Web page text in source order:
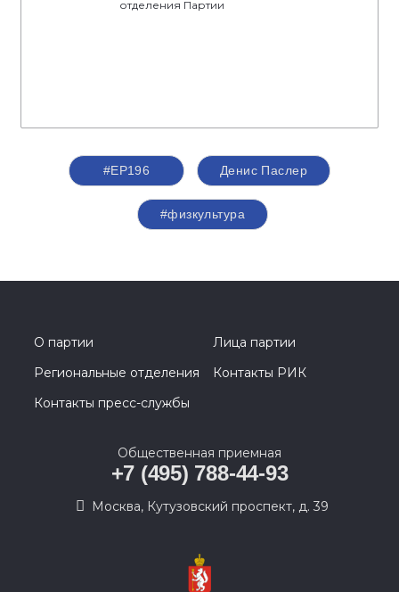
отделения Партии
#ЕР196 Денис Паслер
#физкультура
О партии
Лица партии
Региональные отделения
Контакты РИК
Контакты пресс-службы
Общественная приемная
+7 (495) 788-44-93
Москва, Кутузовский проспект, д. 39